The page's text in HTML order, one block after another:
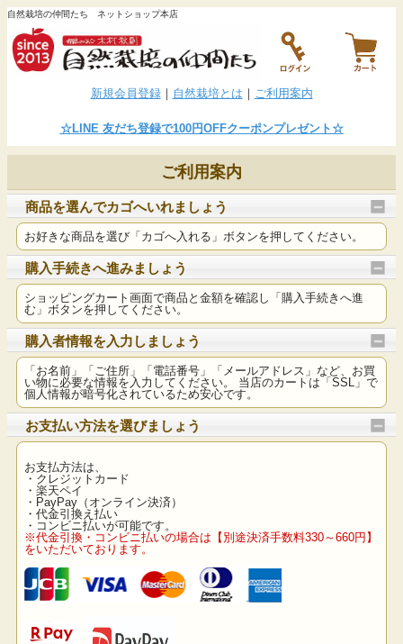
自然栽培の仲間たち ネットショップ本店
新規会員登録｜ 自然栽培とは ｜ ご利用案内
☆LINE友だち登録で100円OFFクーポンプレゼント☆
ご利用案内
商品を選んでカゴへいれましょう
お好きな商品を選び「カゴへ入れる」ボタンを押してください。
購入手続きへ進みましょう
ショッピングカート画面で商品と金額を確認し「購入手続きへ進
む」ボタンを押してください。
購入者情報を入力しましょう
「お名前」「ご住所」「電話番号」「メールアドレス」など、お買
い物に必要な情報を入力してください。 当店のカートは「SSL」で
個人情報が暗号化されているため安心です。
お支払い方法を選びましょう
お支払方法は、
・クレジットカード
・楽天ペイ
・PayPay（オンライン決済）
・代金引換え払い
・コンビニ払いが可能です。
※代金引換・コンビニ払いの場合は【別途決済手数料330～660円】
をいただいております。